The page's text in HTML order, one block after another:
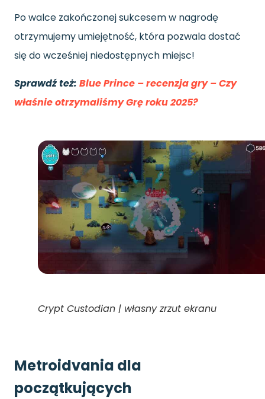
Po walce zakończonej sukcesem w nagrodę
otrzymujemy umiejętność, która pozwala dostać
się do wcześniej niedostępnych miejsc!
Sprawdź też: Blue Prince – recenzja gry – Czy
właśnie otrzymaliśmy Grę roku 2025?
Crypt Custodian | własny zrzut ekranu
Metroidvania dla
początkujących